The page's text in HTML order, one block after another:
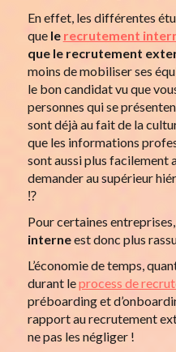
En effet, les différentes
quele recrutement
que le recrutement
moins de mobiliser ses
le bon candidat vu que
personnes qui se
sont déjà au fait de la
que les informations
sont aussi plus facilement
demander au supérieur
⁉️
Pour certaines entreprises,
interneest donc plus
L’économie de temps,
durant leprocess de
préboarding et
rapport au recrutement
ne pas les négliger !